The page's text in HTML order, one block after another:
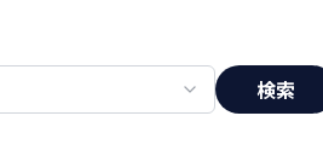
検索